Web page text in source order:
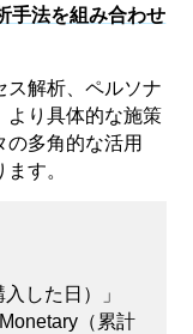
手法を組み合わせ
ス解析、ペルソナ
より具体的な施策
の多角的な活用
す。
した日）」
（累計